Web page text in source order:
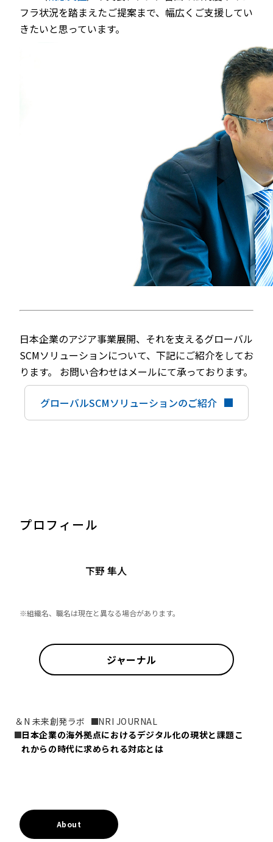
フラ状況を踏まえたご提案まで、幅広くご支援してい
きたいと思っています。
日本企業のアジア事業展開、それを支えるグローバル
SCMソリューションについて、下記にご紹介をしてお
ります。 お問い合わせはメールにて承っております。
グローバルSCMソリューションのご紹介
プロフィール
下野 隼人
※組織名、職名は現在と異なる場合があります。
ジャーナル
＆N 未来創発ラボ
NRI JOURNAL
日本企業の海外拠点におけるデジタル化の現状と課題――こ
れからの時代に求められる対応とは
About